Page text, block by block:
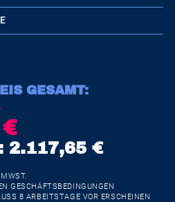
GESAMT:
2.117,65 €
GESCHÄFTSBEDINGUNGEN
8 ARBEITSTAGE VOR ERSCHEINEN